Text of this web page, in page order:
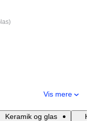
Vis mere
Keramik og glas